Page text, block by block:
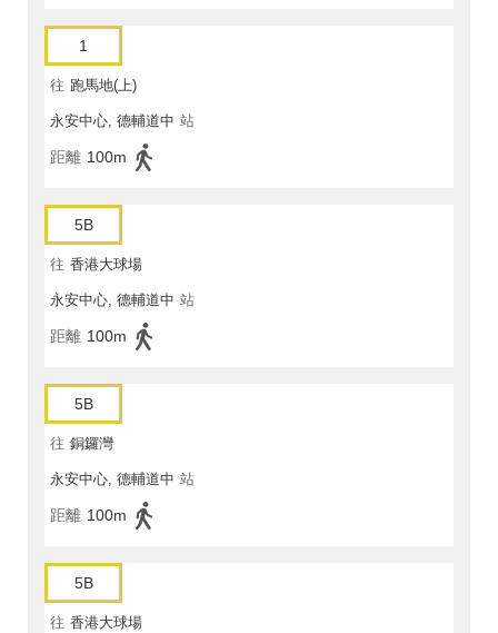
1
往 跑馬地(上)
永安中心, 德輔道中 站
距離 100m
5B
往 香港大球場
永安中心, 德輔道中 站
距離 100m
5B
往 銅鑼灣
永安中心, 德輔道中 站
距離 100m
5B
往 香港大球場